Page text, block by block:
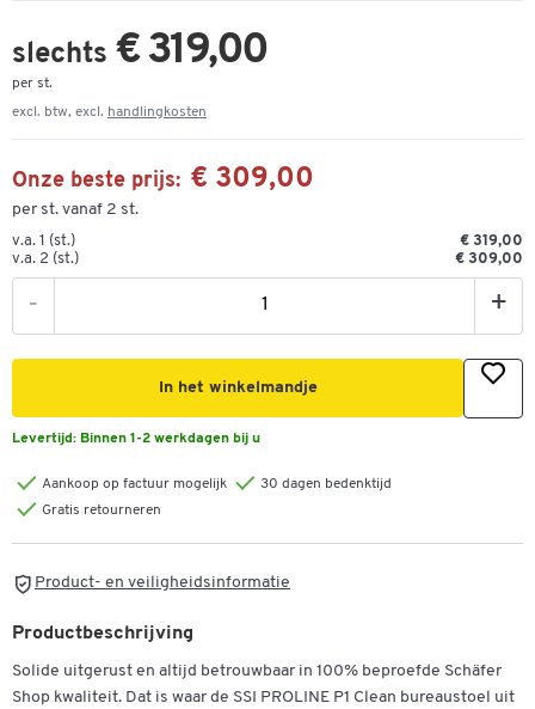
slechts € 319,00
per st.
excl. btw, excl. handlingkosten
Onze beste prijs: € 309,00
per st. vanaf 2 st.
v.a. 1 (st.)
€ 319,00
v.a. 2 (st.)
€ 309,00
- +
In het winkelmandje
Levertijd: Binnen 1-2 werkdagen bij u
Aankoop op factuur mogelijk
30 dagen bedenktijd
Gratis retourneren
Product- en veiligheidsinformatie
Productbeschrijving
Solide uitgerust en altijd betrouwbaar in 100% beproefde Schäfer
Shop kwaliteit. Dat is waar de SSI PROLINE P1 Clean bureaustoel uit